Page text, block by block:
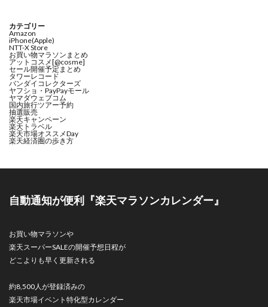
カテゴリー
Amazon
iPhone(Apple)
NTT-X Store
お買い物マラソンまとめ
アットコスメ[@cosme]
セール開催予定まとめ
タワーレコード
バンダイコレクターズ
ヤフショ・PayPayモール
ヤマダウェブコム
国内旅行ツアー予約
抽選販売
楽天キャンペーン
楽天トラベル
楽天市場オススメDay
楽天経済圏の歩き方
自動通知が便利『楽天マラソンカレンダー』
お買い物マラソンや
楽天スーパーSALEの開催予想日程が
どこよりも早く更新される
約8,500人が登録済みの
楽天市場イベント特化型カレンダー